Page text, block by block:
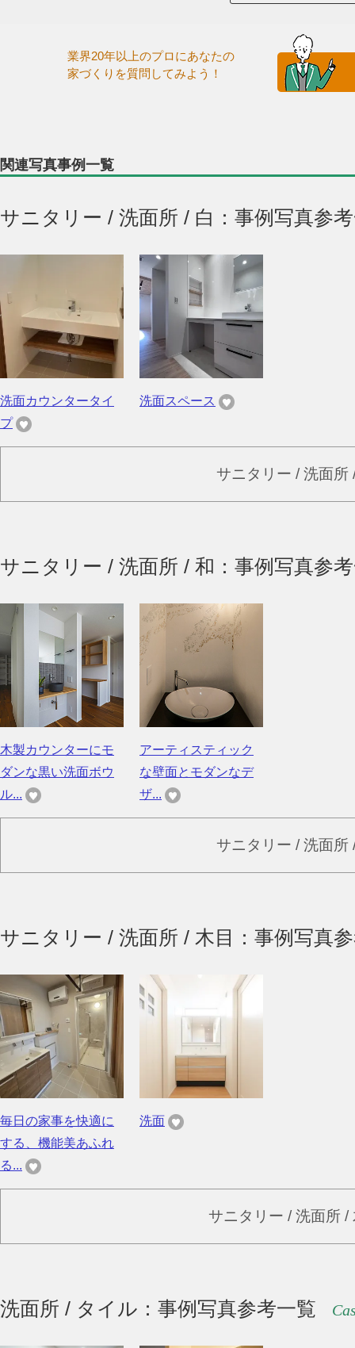
業界20年以上のプロにあなたの
家づくりを質問してみよう！
関連写真事例一覧
サニタリー / 洗面所 / 白：事例写真参
洗面カウンタータイ
プ
洗面スペース
サニタリー / 洗面所
サニタリー / 洗面所 / 和：事例写真参
木製カウンターにモ
ダンな黒い洗面ボウ
ル...
アーティスティック
な壁面とモダンなデ
ザ...
サニタリー / 洗面所
サニタリー / 洗面所 / 木目：事例写真
毎日の家事を快適に
する、機能美あふれ
る...
洗面
サニタリー / 洗面所 /
洗面所 / タイル：事例写真参考一覧